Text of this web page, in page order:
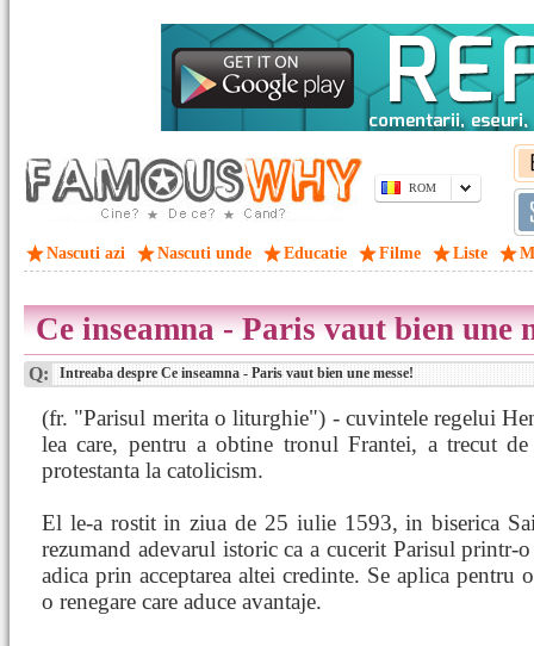
ROM
Nascuti azi Nascuti unde Educatie Filme Liste
Ce inseamna - Paris vaut bien une
Q: Intreaba despre Ce inseamna - Paris vaut bien une messe!
(fr. "Parisul merita o liturghie") - cuvintele regelui
lea care, pentru a obtine tronul Frantei, a trecut
protestanta la catolicism.
El le-a rostit in ziua de 25 iulie 1593, in biserica
rezumand adevarul istoric ca a cucerit Parisul printr-
adica prin acceptarea altei credinte. Se aplica pentru
o renegare care aduce avantaje.